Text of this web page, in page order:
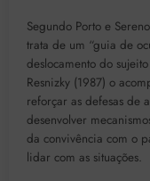
Segundo Porto e
trata de um “guia de
deslocamento do
Resnizky (1987) o
reforçar as defesas de
desenvolver
da convivência com o
lidar com as situações.